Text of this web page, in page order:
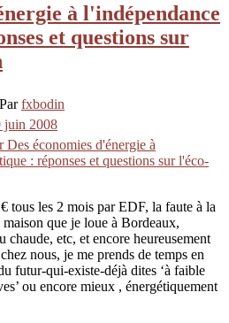
à l'indépendance
et questions sur
Parfxbodin
juin 2008
Des économies d'énergie à
: réponses et questions sur l'éco-
tous les 2 mois par EDF, la faute à la
que je loue à Bordeaux,
chaude, etc, et encore heureusement
nous, je me prends de temps en
futur-qui-existe-déjà dites ‘à faible
ou encore mieux , énergétiquement